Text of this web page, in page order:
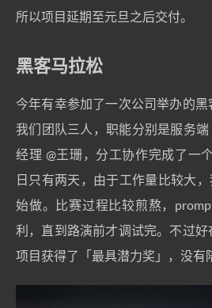
所以项目延期至元旦之后交付。
黑客马拉松
今年有幸参加了一次公司举办的黑
我们团队三人，职能分别是服务端
经理 @王珊 ，分工协作完成了一
日只有两天，由于工作量比较大
始做。比赛过程比较煎熬，
利，直到路演前才调试完。不过
项目获得了「最具潜力奖」，没有